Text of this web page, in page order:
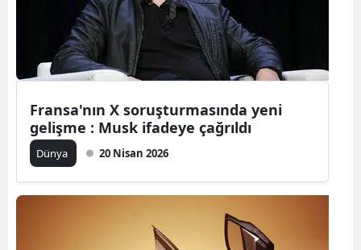
Fransa'nın X soruşturmasında yeni
gelişme : Musk ifadeye çağrıldı
Dünya 20 Nisan 2026